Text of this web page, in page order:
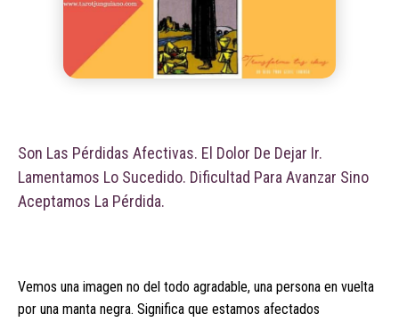
Son Las Pérdidas Afectivas. El Dolor De Dejar Ir.
Lamentamos Lo Sucedido. Dificultad Para Avanzar Sino
Aceptamos La Pérdida.
Vemos una imagen no del todo agradable, una persona en vuelta
por una manta negra. Significa que estamos afectados